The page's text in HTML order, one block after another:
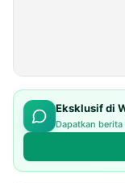
Eksklusif di
Dapatkan